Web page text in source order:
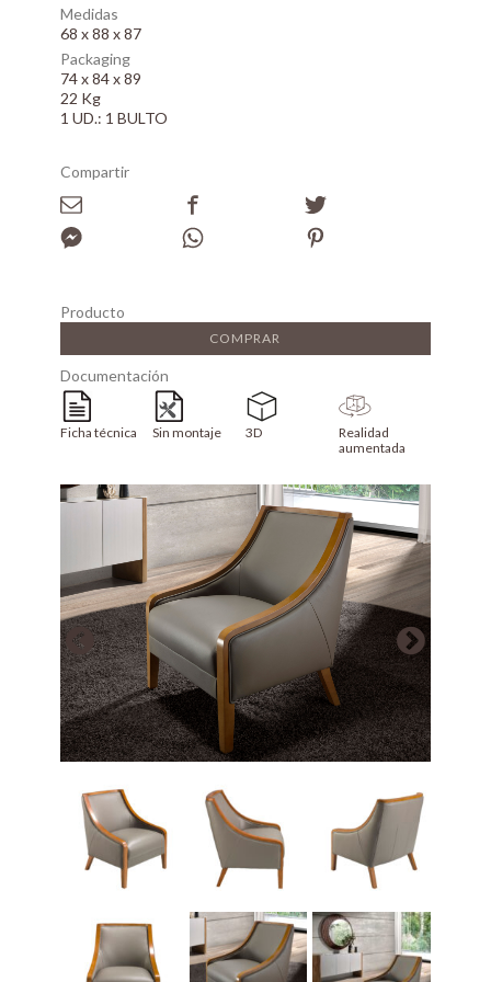
Medidas
68 x 88 x 87
Packaging
74 x 84 x 89
22 Kg
1 UD.: 1 BULTO
Compartir
Producto
COMPRAR
Documentación
Ficha técnica Sin montaje 3D
Realidad
aumentada
Array